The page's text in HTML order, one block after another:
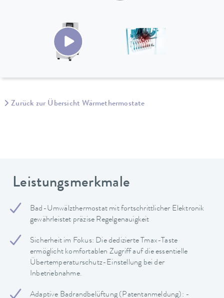
Zurück zur Übersicht Wärmethermostate
Leistungsmerkmale
Bad-Umwälzthermostat mit fortschrittlicher Elektronik
gewährleistet präzise Regelgenauigkeit
Sicherheit im Fokus: Die dedizierte Tmax-Taste
ermöglicht komfortablen Zugriff auf die essentielle
Übertemperaturschutz-Einstellung bei der
Inbetriebnahme.
Adaptive Badrandbelüftung (Patentanmeldung): -